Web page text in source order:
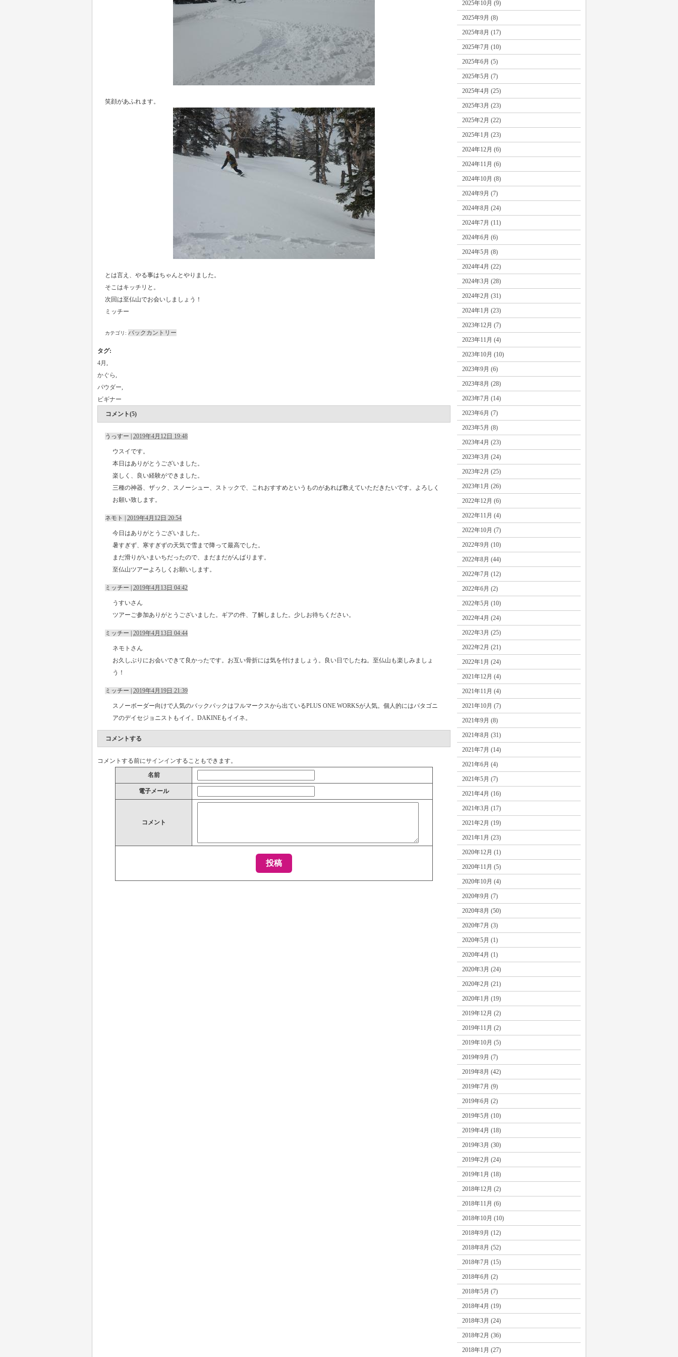
笑顔があふれます。
とは言え、やる事はちゃんとやりました。
そこはキッチリと。
次回は至仏山でお会いしましょう！
ミッチー
カテゴリ: バックカントリー
タグ:
4月 ,
かぐら,
パウダー,
ビギナー
コメント(5)
うっすー 2019年4月12日 19:48
ウスイです。
本日はありがとうございました。
楽しく、良い経験ができました。
三種の神器、ザック、スノーシュー、ストックで、これおすすめというものがあれば教えていただきたいです。よろしく
お願い致します。
ネモト 2019年4月12日 20:54
今日はありがとうございました。
暑すぎず、寒すぎずの天気で雪まで降って最高でした。
まだ滑りがいまいちだったので、まだまだがんばります。
至仏山ツアーよろしくお願いします。
ミッチー 2019年4月13日 04:42
うすいさん
ツアーご参加ありがとうございました。ギアの件、了解しました。少しお待ちください。
ミッチー 2019年4月13日 04:44
ネモトさん
お久しぶりにお会いできて良かったです。お互い骨折には気を付けましょう。良い日でしたね。至仏山も楽しみましょ
う！
ミッチー 2019年4月19日 21:39
スノーボーダー向けで人気のバックパックはフルマークスから出ているPLUS ONE WORKSが人気。個人的にはパタゴニ
アのデイセジョニストもイイ。DAKINEもイイネ。
コメントする
コメントする前にサインインすることもできます。
名前
電子メール
コメント
2025年10月 (9)
2025年9月 (8)
2025年8月 (17)
2025年7月 (10)
2025年6月 (5)
2025年5月 (7)
2025年4月 (25)
2025年3月 (23)
2025年2月 (22)
2025年1月 (23)
2024年12月 (6)
2024年11月 (6)
2024年10月 (8)
2024年9月 (7)
2024年8月 (24)
2024年7月 (11)
2024年6月 (6)
2024年5月 (8)
2024年4月 (22)
2024年3月 (28)
2024年2月 (31)
2024年1月 (23)
2023年12月 (7)
2023年11月 (4)
2023年10月 (10)
2023年9月 (6)
2023年8月 (28)
2023年7月 (14)
2023年6月 (7)
2023年5月 (8)
2023年4月 (23)
2023年3月 (24)
2023年2月 (25)
2023年1月 (26)
2022年12月 (6)
2022年11月 (4)
2022年10月 (7)
2022年9月 (10)
2022年8月 (44)
2022年7月 (12)
2022年6月 (2)
2022年5月 (10)
2022年4月 (24)
2022年3月 (25)
2022年2月 (21)
2022年1月 (24)
2021年12月 (4)
2021年11月 (4)
2021年10月 (7)
2021年9月 (8)
2021年8月 (31)
2021年7月 (14)
2021年6月 (4)
2021年5月 (7)
2021年4月 (16)
2021年3月 (17)
2021年2月 (19)
2021年1月 (23)
2020年12月 (1)
2020年11月 (5)
2020年10月 (4)
2020年9月 (7)
2020年8月 (50)
2020年7月 (3)
2020年5月 (1)
2020年4月 (1)
2020年3月 (24)
2020年2月 (21)
2020年1月 (19)
2019年12月 (2)
2019年11月 (2)
2019年10月 (5)
2019年9月 (7)
2019年8月 (42)
2019年7月 (9)
2019年6月 (2)
2019年5月 (10)
2019年4月 (18)
2019年3月 (30)
2019年2月 (24)
2019年1月 (18)
2018年12月 (2)
2018年11月 (6)
2018年10月 (10)
2018年9月 (12)
2018年8月 (52)
2018年7月 (15)
2018年6月 (2)
2018年5月 (7)
2018年4月 (19)
2018年3月 (24)
2018年2月 (36)
2018年1月 (27)